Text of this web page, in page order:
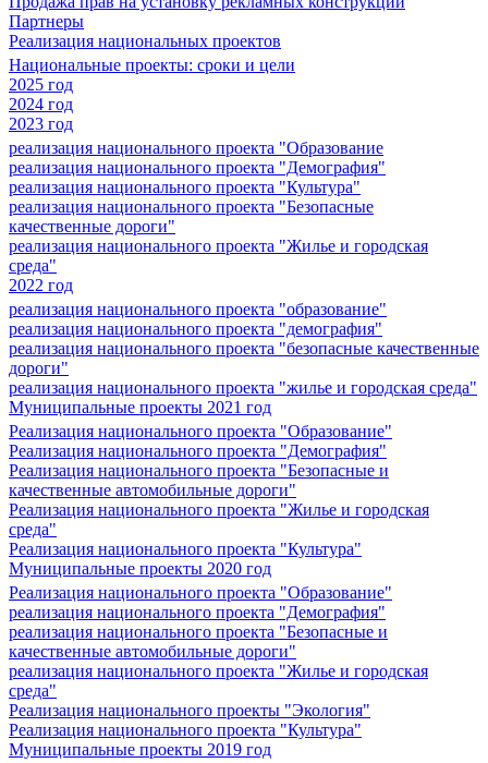
Партнеры
Реализация национальных проектов
Национальные проекты: сроки и цели
2025 год
2024 год
2023 год
реализация национального проекта "Образование
реализация национального проекта "Демография"
реализация национального проекта "Культура"
реализация национального проекта "Безопасные
качественные дороги"
реализация национального проекта "Жилье и городская
среда"
2022 год
реализация национального проекта "образование"
реализация национального проекта "демография"
реализация национального проекта "безопасные качественные
дороги"
реализация национального проекта "жилье и городская среда"
Муниципальные проекты 2021 год
Реализация национального проекта "Образование"
Реализация национального проекта "Демография"
Реализация национального проекта "Безопасные и
качественные автомобильные дороги"
Реализация национального проекта "Жилье и городская
среда"
Реализация национального проекта "Культура"
Муниципальные проекты 2020 год
Реализация национального проекта "Образование"
реализация национального проекта "Демография"
реализация национального проекта "Безопасные и
качественные автомобильные дороги"
реализация национального проекта "Жилье и городская
среда"
Реализация национального проекты "Экология"
Реализация национального проекта "Культура"
Муниципальные проекты 2019 год